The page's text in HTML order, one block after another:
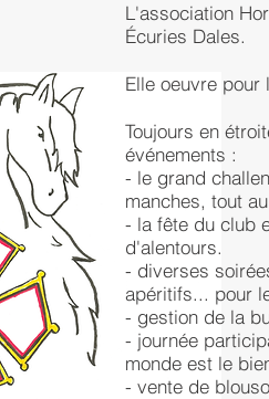
L'association
Écuries Dales.
Elle oeuvre
Toujours en
événements :
- le grand
manches, tout
- la fête du club
d'alentours.
- diverses
apéritifs... pour
- gestion de la
- journée
monde est le
- vente de